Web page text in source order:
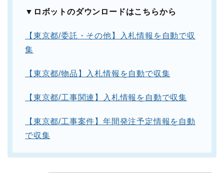
▼ロボットのダウンロードはこちらから
【東京都/委託・その他】入札情報を自動で収
集
【東京都/物品】入札情報を自動で収集
【東京都/工事関連】入札情報を自動で収集
【東京都/工事案件】年間発注予定情報を自動
で収集